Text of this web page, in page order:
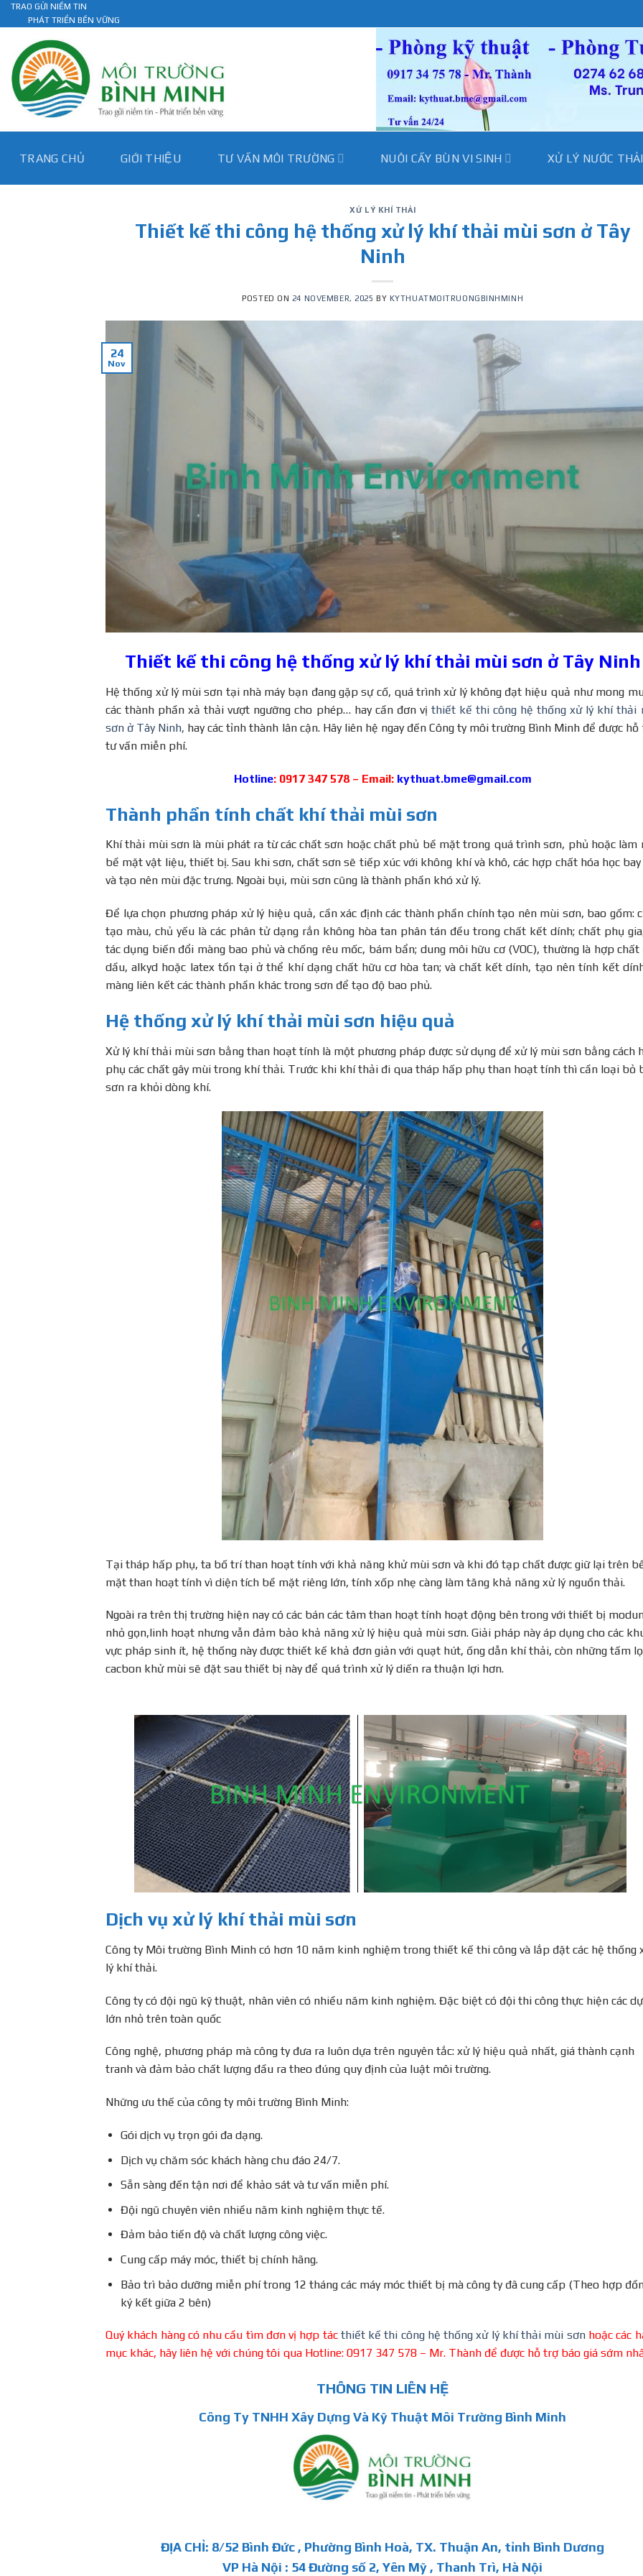
Skip
to
content
TRAO GỬI NIỀM TIN
PHÁT TRIỂN BỀN VỮNG
TRANG CHỦ GIỚI THIỆU TƯ VẤN MÔI TRƯỜNG NUÔI CẤY BÙN VI SINH XỬ LÝ NƯỚC THẢI
XỬ LÝ KHÍ THẢI
Thiết kế thi công hệ thống xử lý khí thải mùi sơn ở Tây
Ninh
POSTED ON 24 NOVEMBER, 2025 BY KYTHUATMOITRUONGBINHMINH
24
Nov
Thiết kế thi công hệ thống xử lý khí thải mùi sơn ở Tây Ninh
Hệ thống xử lý mùi sơn tại nhà máy bạn đang gặp sự cố, quá trình xử lý không đạt hiệu quả như mong
các thành phần xả thải vượt ngưỡng cho phép… hay cần đơn vị thiết kế thi công hệ thống xử lý khí thải
sơn ở Tây Ninh, hay các tỉnh thành lân cận. Hãy liên hệ ngay đến Công ty môi trường Bình Minh để được hỗ
tư vấn miễn phí.
Hotline: 0917 347 578 – Email: kythuat.bme@gmail.com
Thành phần tính chất khí thải mùi sơn
Khí thải mùi sơn là mùi phát ra từ các chất sơn hoặc chất phủ bề mặt trong quá trình sơn, phủ hoặc làm
bề mặt vật liệu, thiết bị. Sau khi sơn, chất sơn sẽ tiếp xúc với không khí và khô, các hợp chất hóa học
và tạo nên mùi đặc trưng. Ngoài bụi, mùi sơn cũng là thành phần khó xử lý.
Để lựa chọn phương pháp xử lý hiệu quả, cần xác định các thành phần chính tạo nên mùi sơn, bao gồm:
tạo màu, chủ yếu là các phân tử dạng rắn không hòa tan phân tán đều trong chất kết dính; chất phụ
tác dụng biến đổi màng bao phủ và chống rêu mốc, bám bẩn; dung môi hữu cơ (VOC), thường là hợp chất
dầu, alkyd hoặc latex tồn tại ở thể khí dạng chất hữu cơ hòa tan; và chất kết dính, tạo nên tính kết
màng liên kết các thành phần khác trong sơn để tạo độ bao phủ.
Hệ thống xử lý khí thải mùi sơn hiệu quả
Xử lý khí thải mùi sơn bằng than hoạt tính là một phương pháp được sử dụng để xử lý mùi sơn bằng cách
phụ các chất gây mùi trong khí thải. Trước khi khí thải đi qua tháp hấp phụ than hoạt tính thì cần loại bỏ
sơn ra khỏi dòng khí.
Tại tháp hấp phụ, ta bố trí than hoạt tính với khả năng khử mùi sơn và khi đó tạp chất được giữ lại trên
mặt than hoạt tính vì diện tích bề mặt riêng lớn, tính xốp nhẹ càng làm tăng khả năng xử lý nguồn thải.
Ngoài ra trên thị trường hiện nay có các bán các tâm than hoạt tính hoạt động bên trong với thiết bị
nhỏ gọn,linh hoạt nhưng vẫn đảm bảo khả năng xử lý hiệu quả mùi sơn. Giải pháp này áp dụng cho các
vực pháp sinh ít, hệ thống này được thiết kế khả đơn giản với quạt hút, ống dẫn khí thải, còn những tấm
cacbon khử mùi sẽ đặt sau thiết bị này để quá trình xử lý diến ra thuận lợi hơn.
Dịch vụ xử lý khí thải mùi sơn
Công ty Môi trường Bình Minh có hơn 10 năm kinh nghiệm trong thiết kế thi công và lắp đặt các hệ thống
lý khí thải.
Công ty có đội ngũ kỹ thuật, nhân viên có nhiều năm kinh nghiệm. Đặc biệt có đội thi công thực hiện các
lớn nhỏ trên toàn quốc
Công nghệ, phương pháp mà công ty đưa ra luôn dựa trên nguyên tắc: xử lý hiệu quả nhất, giá thành cạnh
tranh và đảm bảo chất lượng đầu ra theo đúng quy định của luật môi trường.
Những ưu thế của công ty môi trường Bình Minh:
Gói dịch vụ trọn gói đa dạng.
Dịch vụ chăm sóc khách hàng chu đáo 24/7.
Sẵn sàng đến tận nơi để khảo sát và tư vấn miễn phí.
Đội ngũ chuyên viên nhiều năm kinh nghiệm thực tế.
Đảm bảo tiến độ và chất lượng công việc.
Cung cấp máy móc, thiết bị chính hãng.
Bảo trì bảo dưỡng miễn phí trong 12 tháng các máy móc thiết bị mà công ty đã cung cấp (Theo hợp
ký kết giữa 2 bên)
Quý khách hàng có nhu cầu tìm đơn vị hợp tác thiết kế thi công hệ thống xử lý khí thải mùi sơnhoặc các
mục khác, hãy liên hệ với chúng tôi qua Hotline: 0917 347 578 – Mr. Thành để được hỗ trợ báo giá sớm
THÔNG TIN LIÊN HỆ
Công Ty TNHH Xây Dựng Và Kỹ Thuật Môi Trường Bình Minh
ĐỊA CHỈ: 8/52 Bình Đức , Phường Bình Hoà, TX. Thuận An, tỉnh Bình Dương
VP Hà Nội : 54 Đường số 2, Yên Mỹ , Thanh Trì, Hà Nội